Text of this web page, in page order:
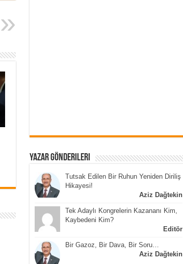
Yazar Gönderileri
Tutsak Edilen Bir Ruhun Yeniden Diriliş
Hikayesi!
Aziz Dağtekin
Tek Adaylı Kongrelerin Kazananı Kim,
Kaybedeni Kim?
Editör
Bir Gazoz, Bir Dava, Bir Soru…
Aziz Dağtekin